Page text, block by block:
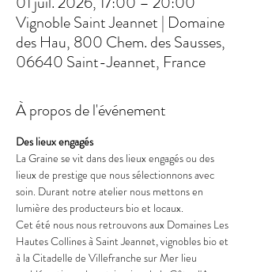
Vignoble Saint Jeannet | Domaine
des Hau, 800 Chem. des Sausses,
06640 Saint-Jeannet, France
À propos de l'événement
Des lieux engagés
La Graine se vit dans des lieux engagés ou des
lieux de prestige que nous sélectionnons avec
soin. Durant notre atelier nous mettons en
lumière des producteurs bio et locaux.
Cet été nous nous retrouvons aux Domaines Les
Hautes Collines à Saint Jeannet, vignobles bio et
à la Citadelle de Villefranche sur Mer lieu